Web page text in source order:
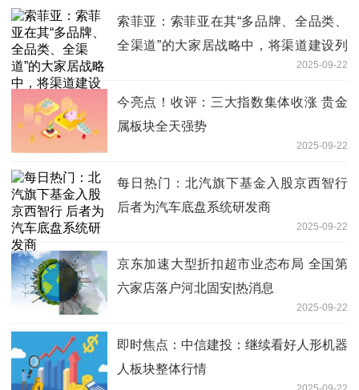
索菲亚：索菲亚在其“多品牌、全品类、
全渠道”的大家居战略中，将渠道建设列
2025-09-22
今亮点！收评：三大指数集体收涨 贵金
属板块全天强势
2025-09-22
每日热门：北汽旗下基金入股京西智行
后者为汽车底盘系统研发商
2025-09-22
京东加速大型折扣超市业态布局 全国第
六家店落户河北固安|热消息
2025-09-22
即时焦点：中信建投：继续看好人形机器
人板块整体行情